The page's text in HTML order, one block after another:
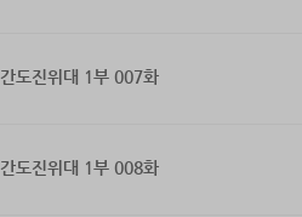
간도진위대 1부 007화
간도진위대 1부 008화